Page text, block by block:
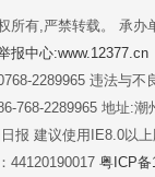
所有,严禁转载。 承办
报中心:www.12377.cn
2289965 违法与
768-2289965 地址:
报 建议使用IE8.0以
44120190017 粤ICP备